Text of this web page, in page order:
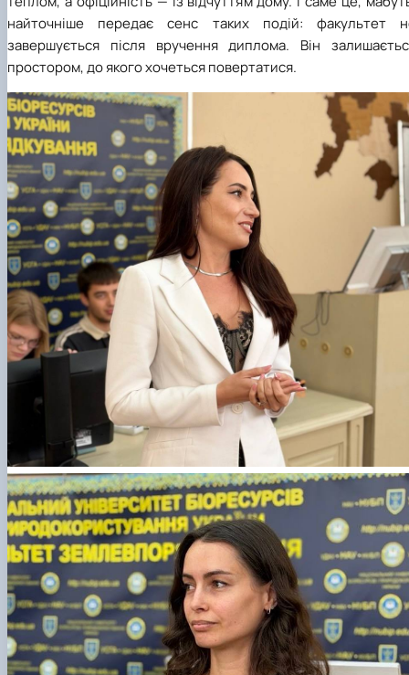
найточніше передає сенс таких подій: факультет
завершується після вручення диплома. Він
простором, до якого хочеться повертатися.